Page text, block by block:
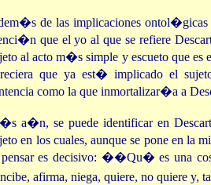
de las implicaciones ontol�gicas
que el yo al que se refiere
al acto m�s simple y escueto que
que ya est� implicado el
como la que inmortalizar�a a
a�n, se puede identificar en
en los cuales, aunque se pone en la
es decisivo: ��Qu� es una
afirma, niega, quiere, no quiere